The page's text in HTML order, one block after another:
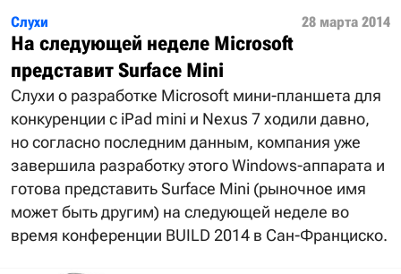
Слухи 28 марта 2014
На следующей неделе Microsoft
представит Surface Mini
Слухи о разработке Microsoft мини-планшета для
конкуренции с iPad mini и Nexus 7 ходили давно,
но согласно последним данным, компания уже
завершила разработку этого Windows-аппарата и
готова представить Surface Mini (рыночное имя
может быть другим) на следующей неделе во
время конференции BUILD 2014 в Сан-Франциско.